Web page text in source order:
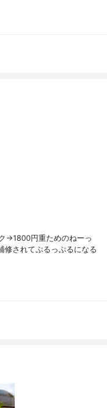
→1800円重ためのねーっ
修されてぷるっぷるになる